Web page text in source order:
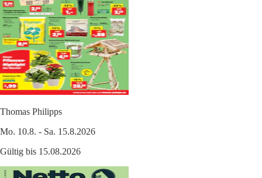
Thomas Philipps
Mo. 10.8. - Sa. 15.8.2026
Gültig bis 15.08.2026